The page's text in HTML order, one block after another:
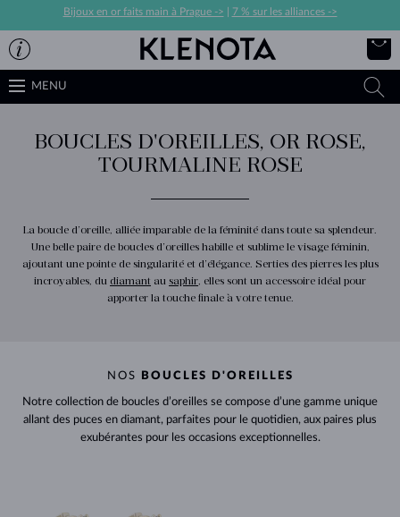
Bijoux en or faits main à Prague -> 7 % sur les alliances ->
MENU
BOUCLES D'OREILLES, OR ROSE,
TOURMALINE ROSE
La boucle d’oreille, alliée imparable de la féminité dans toute sa splendeur.
Une belle paire de boucles d’oreilles habille et sublime le visage féminin,
ajoutant une pointe de singularité et d’élégance. Serties des pierres les plus
incroyables, du diamant au saphir, elles sont un accessoire idéal pour
apporter la touche finale à votre tenue.
NOS BOUCLES D'OREILLES
Notre collection de boucles d’oreilles se compose d’une gamme unique
allant des puces en diamant, parfaites pour le quotidien, aux paires plus
exubérantes pour les occasions exceptionnelles.